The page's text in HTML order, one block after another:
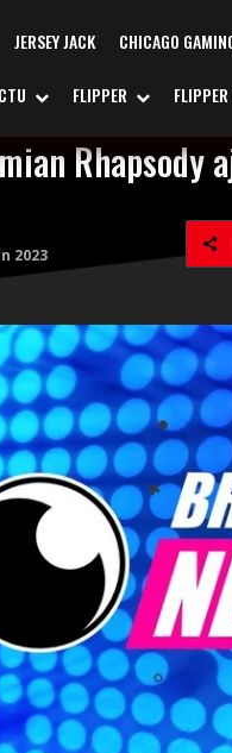
JERSEY JACK CHICAGO
FLIPPER
Rhapsody
2023